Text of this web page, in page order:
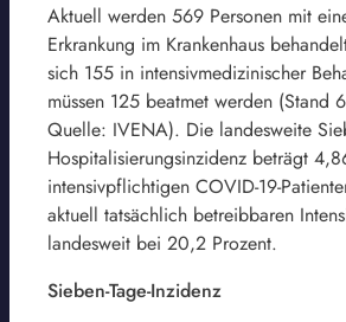
Aktuell werden 569 Personen mit
Erkrankung im Krankenhaus
sich 155 in intensivmedizinischer
müssen 125 beatmet werden (Stand
Quelle: IVENA). Die landesweite
Hospitalisierungsinzidenz beträgt
intensivpflichtigen COVID-19-
aktuell tatsächlich betreibbaren
landesweit bei 20,2 Prozent.
Sieben-Tage-Inzidenz